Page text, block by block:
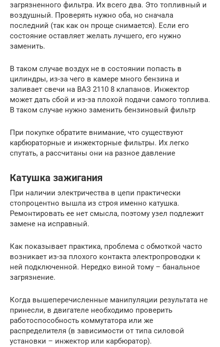
загрязненного фильтра. Их всего два. Это топливный и
воздушный. Проверять нужно оба, но сначала
последний (так как он проще снимается). Если его
состояние оставляет желать лучшего, его нужно
заменить.
В таком случае воздух не в состоянии попасть в
цилиндры, из-за чего в камере много бензина и
заливает свечи на ВАЗ 2110 8 клапанов. Инжектор
может дать сбой и из-за плохой подачи самого топлива.
В таком случае нужно заменить бензиновый фильтр
При покупке обратите внимание, что существуют
карбюраторные и инжекторные фильтры. Их легко
спутать, а рассчитаны они на разное давление
Катушка зажигания
При наличии электричества в цепи практически
стопроцентно вышла из строя именно катушка.
Ремонтировать ее нет смысла, поэтому узел подлежит
замене на исправный.
Как показывает практика, проблема с обмоткой часто
возникает из-за плохого контакта электропроводки к
ней подключенной. Нередко виной тому – банальное
загрязнение.
Когда вышеперечисленные манипуляции результата не
принесли, в двигателе необходимо проверить
работоспособность коммутатора или же
распределителя (в зависимости от типа силовой
установки – инжектор или карбюратор).